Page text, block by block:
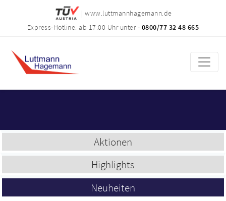
| www.luttmannhagemann.de
Express-Hotline: ab 17:00 Uhr unter - 0800/77 32 48 665
Aktionen
Highlights
Neuheiten